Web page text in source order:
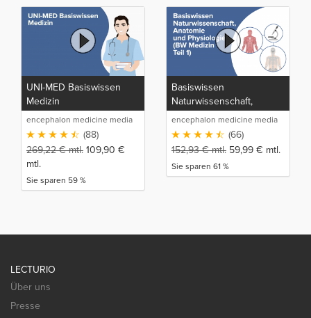
UNI-MED Basiswissen
Medizin
encephalon medicine media
production GmbH(88)
269,22€mtl. 109,90 €
mtl.
Sie sparen 59 %
Basiswissen
Naturwissenschaft,
Anatomie und Physiologie
(BW Medizin Teil 1)
encephalon medicine media
production GmbH(66)
152,93€mtl. 59,99 € mtl.
Sie sparen 61 %
LECTURIO
Über uns
Presse